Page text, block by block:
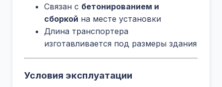
Связан с бетонированием и
сборкой на месте установки
Длина транспортера
изготавливается под размеры здания
Условия эксплуатации